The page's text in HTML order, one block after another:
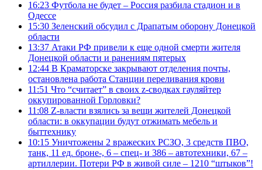
16:23 Футбола не будет – Россия разбила стадион и в
Одессе
15:30 Зеленский обсудил с Драпатым оборону Донецкой
области
13:37 Атаки РФ привели к еще одной смерти жителя
Донецкой области и ранениям пятерых
12:44 В Краматорске закрывают отделения почты,
остановлена работа Станции переливания крови
11:51 Что “считает” в своих z-сводках гауляйтер
оккупированной Горловки?
11:08 Z-власти взялись за вещи жителей Донецкой
области: в оккупации будут отжимать мебель и
быттехнику
10:15 Уничтожены 2 вражеских РСЗО, 3 средств ПВО,
танк, 11 ед. броне-, 6 – спец- и 386 – автотехники, 67 –
артиллерии. Потери РФ в живой силе – 1210 “штыков”!